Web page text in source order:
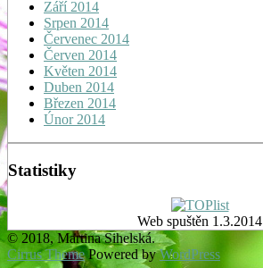
Září 2014
Srpen 2014
Červenec 2014
Červen 2014
Květen 2014
Duben 2014
Březen 2014
Únor 2014
Statistiky
Web spuštěn 1.3.2014
© 2018, Martina Sihelská.
Cirrus ThemePowered byWordPress